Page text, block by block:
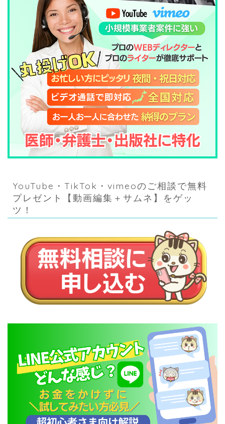
YouTube・TikTok・vimeoのご相談で無料
プレゼント【動画編集＋サムネ】をゲッ
ツ！